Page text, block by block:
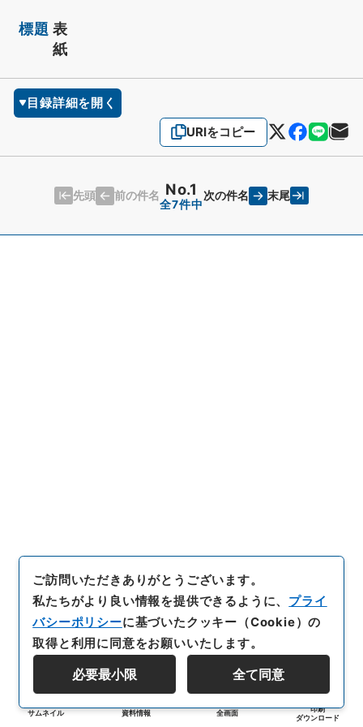
標題 表
紙
目録詳細を開く
URIをコピー
先頭 前の件名 No.1
全7件中
次の件名 末尾
サムネイル 資料情報 全画面
印刷
ダウンロード
ご訪問いただきありがとうございます。
私たちがより良い情報を提供できるように、 プライ
バシーポリシーに基づいたクッキー（Cookie）の
取得と利用に同意をお願いいたします。
必要最小限 全て同意